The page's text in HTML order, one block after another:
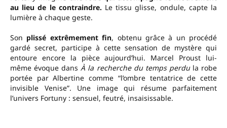
au lieu de le contraindre. Le tissu glisse, ondule, capte la
lumière à chaque geste.
Son plissé extrêmement fin, obtenu grâce à un procédé
gardé secret, participe à cette sensation de mystère qui
entoure encore la pièce aujourd’hui. Marcel Proust lui-
même évoque dansÀ la recherche du temps perdula robe
portée par Albertine comme “l’ombre tentatrice de cette
invisible Venise”. Une image qui résume parfaitement
l’univers Fortuny : sensuel, feutré, insaisissable.